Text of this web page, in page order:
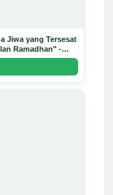
Jiwa yang Tersesat
Ramadhan" -